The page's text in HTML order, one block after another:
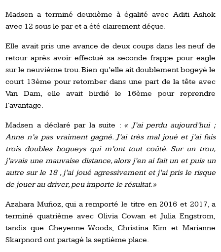
Madsen a terminé deuxième à égalité avec Aditi Ashok
avec 12 sous le par et a été clairement déçue.
Elle avait pris une avance de deux coups dans les neuf de
retour après avoir effectué sa seconde frappe pour eagle
sur le neuvième trou. Bien qu’elle ait doublement bogeyé le
court 13ème pour retomber dans une part de la tête avec
Van Dam, elle avait birdié le 16ème pour reprendre
l’avantage.
Madsen a déclaré par la suite : « J’ai perdu aujourd’hui ;
Anne n’a pas vraiment gagné. J’ai très mal joué et j’ai fais
trois doubles bogueys qui m’ont tout coûté. Sur un trou,
j’avais une mauvaise distance, alors j’en ai fait un et puis un
autre sur le 18 , j’ai joué agressivement et j’ai pris le risque
de jouer au driver, peu importe le résultat.»
Azahara Muñoz, qui a remporté le titre en 2016 et 2017, a
terminé quatrième avec Olivia Cowan et Julia Engstrom,
tandis que Cheyenne Woods, Christina Kim et Marianne
Skarpnord ont partagé la septième place.